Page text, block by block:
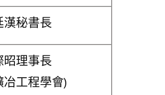
漢秘書長
昭理事長
冶工程學會)